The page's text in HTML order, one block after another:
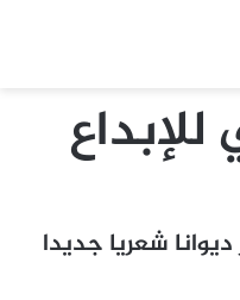
للإبداع
ديوانا شعريا جديدا